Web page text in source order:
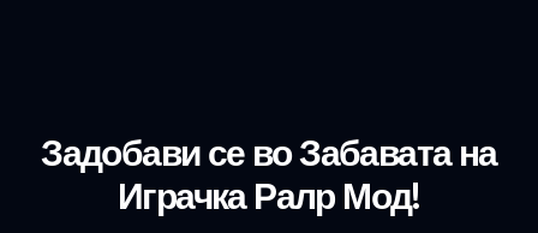
Задобави се во Забавата на
Играчка Ралр Мод!